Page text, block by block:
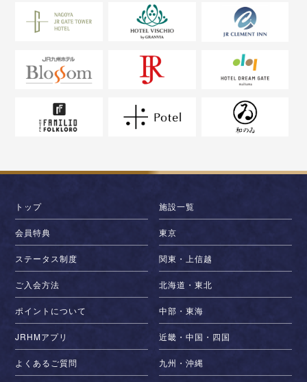
トップ
会員特典
ステータス制度
ご入会方法
ポイントについて
JRHMアプリ
よくあるご質問
施設一覧
東京
関東・上信越
北海道・東北
中部・東海
近畿・中国・四国
九州・沖縄